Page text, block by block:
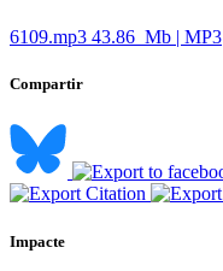
6109.mp3 43.86 Mb | MP3
Compartir
Impacte